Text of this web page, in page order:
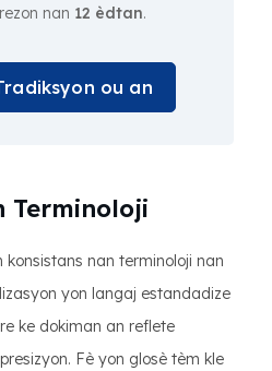
nan 12 èdtan.
ou an
Terminoloji
konsistans nan terminoloji nan
yon langaj estandadize
ke dokiman an reflete
Fè yon glosè tèm kle